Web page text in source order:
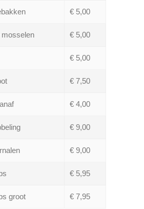
€ 5,00
€ 5,00
€ 5,00
€ 7,50
€ 4,00
€ 9,00
€ 9,00
€ 5,95
groot € 7,95